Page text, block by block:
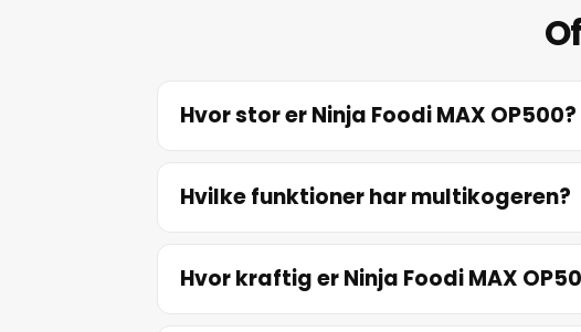
Hvor stor er Ninja Foodi MAX OP500?
Hvilke funktioner har multikogeren?
Hvor kraftig er Ninja Foodi MAX